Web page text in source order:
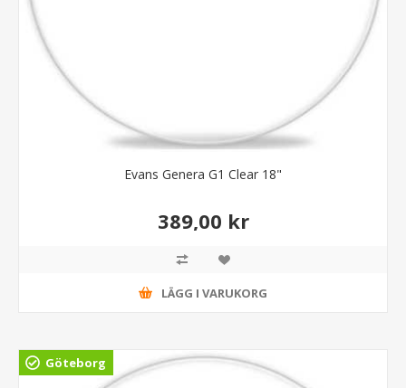
Evans Genera G1 Clear 18"
389,00 kr
LÄGG I VARUKORG
Göteborg